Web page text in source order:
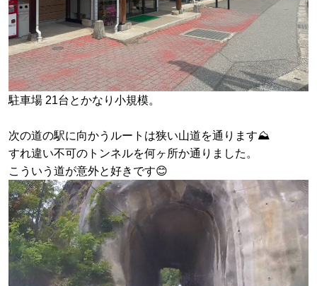
駐車場 21台とかなり小規模。
次の道の駅に向かうルートは狭い山道を通ります⛰️
すれ違い不可のトンネルを何ヶ所か通りました。
こういう道が意外と好きです😊